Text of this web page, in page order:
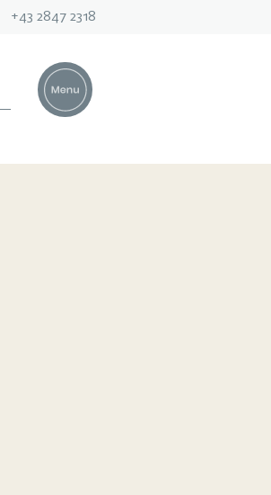
+43 2847 2318